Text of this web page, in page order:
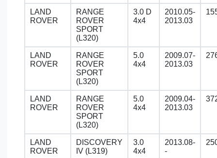
LAND
ROVER
RANGE
ROVER
SPORT
(L320)
3.0 D
4x4
2010.05-
2013.03
LAND
ROVER
RANGE
ROVER
SPORT
(L320)
5.0
4x4
2009.07-
2013.03
LAND
ROVER
RANGE
ROVER
SPORT
(L320)
5.0
4x4
2009.04-
2013.03
LAND
ROVER
DISCOVERY
IV (L319)
3.0
4x4
2013.08-
-